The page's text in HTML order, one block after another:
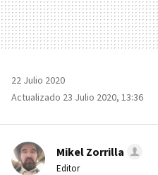
22 Julio 2020
Actualizado 23 Julio 2020, 13:36
Mikel Zorrilla
Editor